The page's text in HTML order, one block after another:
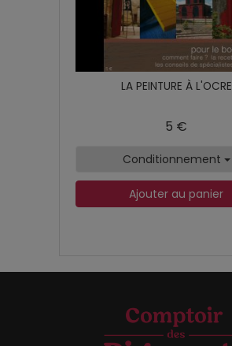
LA PEINTURE À L'OCRE
5 €
Conditionnement
Ajouter au panier